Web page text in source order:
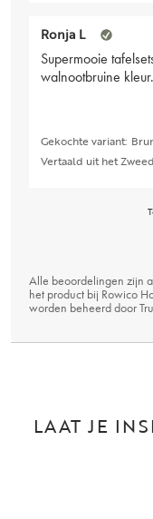
Ronja L
Supermooie
walnootbruine kleur.
Gekochte variant:
Vertaald uit het
Alle beoordelingen zijn
het product bij Rowico
worden beheerd door
LAAT JE